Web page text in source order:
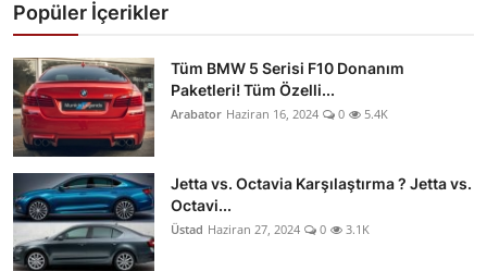
Popüler İçerikler
Tüm BMW 5 Serisi F10 Donanım
Paketleri! Tüm Özelli...
Arabator Haziran 16, 2024 0 5.4K
Jetta vs. Octavia Karşılaştırma ? Jetta vs.
Octavi...
Üstad Haziran 27, 2024 0 3.1K